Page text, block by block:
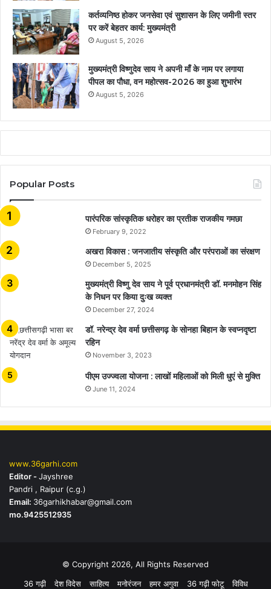
कर्तव्यनिष्ठ होकर जनसेवा एवं सुशासन के लिए जमीनी स्तर
पर करें बेहतर कार्य: मुख्यमंत्री
August 5, 2026
मुख्यमंत्री विष्णुदेव साय ने अपनी माँ के नाम पर लगाया
पीपल का पौधा, वन महोत्सव-2026 का हुआ शुभारंभ
August 5, 2026
Popular Posts
​​​​​​​पारंपरिक सांस्कृतिक धरोहर का प्रतीक राजकीय गमछा
February 9, 2022
अखरा विकास : जनजातीय संस्कृति और परंपराओं का संरक्षण
December 5, 2025
मुख्यमंत्री विष्णु देव साय ने पूर्व प्रधानमंत्री डॉ. मनमोहन सिंह
के निधन पर किया दुःख व्यक्त
December 27, 2024
डॉ. नरेन्द्र देव वर्मा छत्तीसगढ़ के सोनहा बिहान के स्वप्नदृष्टा
रहिन
November 3, 2023
पीएम उज्ज्वला योजना : लाखों महिलाओं को मिली धुएं से मुक्ति
June 11, 2024
www.36garhi.com
Editor -Jayshree
Pandri , Raipur (c.g.)
Email: 36garhikhabar@gmail.com
mo.9425512935
© Copyright 2026, All Rights Reserved
36 गढ़ी
देश विदेस साहित्य मनोरंजन हमर अगुवा 36 गढ़ी फोटू विविध